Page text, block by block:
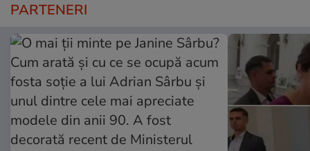
PARTENERI